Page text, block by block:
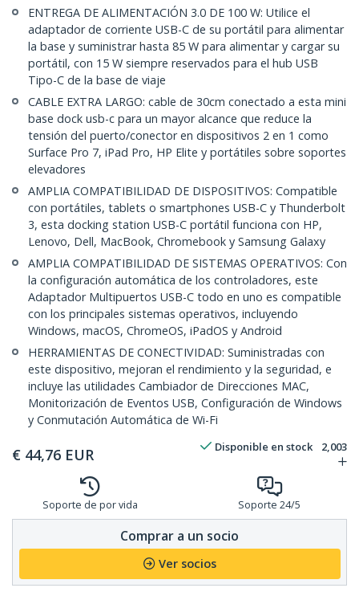
ENTREGA DE ALIMENTACIÓN 3.0 DE 100 W: Utilice el
adaptador de corriente USB-C de su portátil para alimentar
la base y suministrar hasta 85 W para alimentar y cargar su
portátil, con 15 W siempre reservados para el hub USB
Tipo-C de la base de viaje
CABLE EXTRA LARGO: cable de 30cm conectado a esta mini
base dock usb-c para un mayor alcance que reduce la
tensión del puerto/conector en dispositivos 2 en 1 como
Surface Pro 7, iPad Pro, HP Elite y portátiles sobre soportes
elevadores
AMPLIA COMPATIBILIDAD DE DISPOSITIVOS: Compatible
con portátiles, tablets o smartphones USB-C y Thunderbolt
3, esta docking station USB-C portátil funciona con HP,
Lenovo, Dell, MacBook, Chromebook y Samsung Galaxy
AMPLIA COMPATIBILIDAD DE SISTEMAS OPERATIVOS: Con
la configuración automática de los controladores, este
Adaptador Multipuertos USB-C todo en uno es compatible
con los principales sistemas operativos, incluyendo
Windows, macOS, ChromeOS, iPadOS y Android
HERRAMIENTAS DE CONECTIVIDAD: Suministradas con
este dispositivo, mejoran el rendimiento y la seguridad, e
incluye las utilidades Cambiador de Direcciones MAC,
Monitorización de Eventos USB, Configuración de Windows
y Conmutación Automática de Wi-Fi
€ 44,76 EUR Disponible en stock 2,003
Soporte de por vida Soporte 24/5
Comprar a un socio
Ver socios